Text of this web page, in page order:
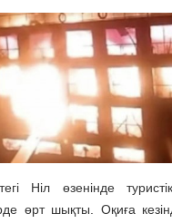
Ніл өзенінде
өрт шықты. Оқиға